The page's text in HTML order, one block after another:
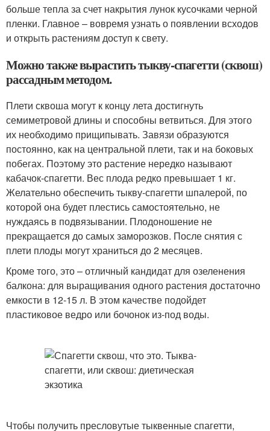
больше тепла за счет накрытия лунок кусочками черной
пленки. Главное – вовремя узнать о появлении всходов
и открыть растениям доступ к свету.
Можно также вырастить тыкву-спагетти (сквош)
рассадным методом.
Плети сквоша могут к концу лета достигнуть
семиметровой длины и способны ветвиться. Для этого
их необходимо прищипывать. Завязи образуются
постоянно, как на центральной плети, так и на боковых
побегах. Поэтому это растение нередко называют
кабачок-спагетти. Вес плода редко превышает 1 кг.
Желательно обеспечить тыкву-спагетти шпалерой, по
которой она будет плестись самостоятельно, не
нуждаясь в подвязывании. Плодоношение не
прекращается до самых заморозков. После снятия с
плети плоды могут храниться до 2 месяцев.
Кроме того, это – отличный кандидат для озеленения
балкона: для выращивания одного растения достаточно
емкости в 12-15 л. В этом качестве подойдет
пластиковое ведро или бочонок из-под воды.
Чтобы получить пресловутые тыквенные спагетти,